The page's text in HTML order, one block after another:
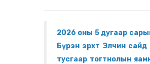
2026 оны 5 дугаар
Бүрэн эрхт Элчин
тусгаар тогтнолын